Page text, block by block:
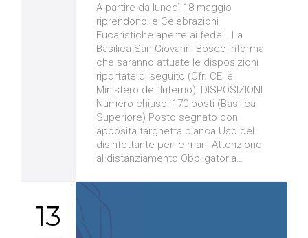
A partire da lunedì 18 maggio
riprendono le Celebrazioni
Eucaristiche aperte ai fedeli. La
Basilica San Giovanni Bosco informa
che saranno attuate le disposizioni
riportate di seguito (Cfr. CEI e
Ministero dell’Interno): DISPOSIZIONI
Numero chiuso: 170 posti (Basilica
Superiore) Posto segnato con
apposita targhetta bianca Uso del
disinfettante per le mani Attenzione
al distanziamento Obbligatoria…
13